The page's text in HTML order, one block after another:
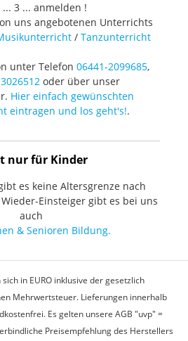
... 3 ... anmelden !
uns angebotenen Unterrichts
/ Tanzunterricht
unter Telefon 06441-2099685,
oder über unser
Hier einfach gewünschten
eintragen und los geht's!.
nur für Kinder
es keine Altersgrenze nach
Einsteiger gibt es bei uns
auch
& Senioren Bildung.
in EURO inklusive der gesetzlich
Mehrwertsteuer. Lieferungen innerhalb
Es gelten unsere AGB "uvp" =
Preisempfehlung des Herstellers